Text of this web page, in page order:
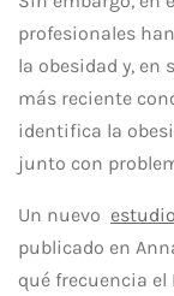
profesionales
la obesidad y, en
más reciente
identifica la
junto con
Un nuevo estudio
publicado en
qué frecuencia el